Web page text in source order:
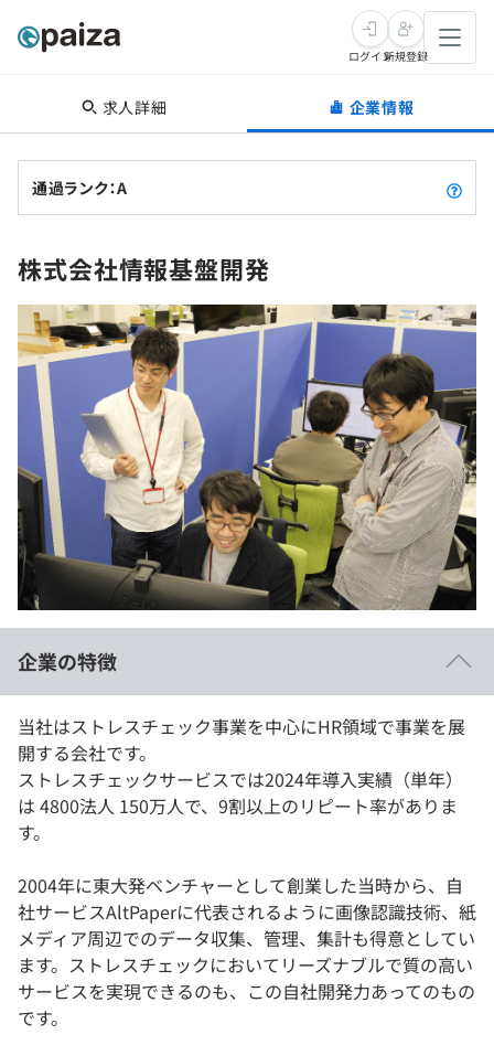
転職・キャリア
転職成功ガイド
転職エージェント
インタビュー
転職成功ガイド
新卒就活
求人検索
本選考
インターン
新卒エージェント
イベント・セミナー
インタビュー
学習
講座一覧
問題集
4択課題
ナレッジ
リファレンス
プラン
個人向けプラン
法人向けプラン
学校向けプラン
契約内容・クーポン
スキルチェック
プログラミング言語
SQL
評価結果一覧
再チャレンジ結果一覧
ゲーム・マンガ
メディア
Tech Team Journal
paiza times
note
paizaとは？
ログイン新規登録
求人詳細 企業情報
通過ランク：A
株式会社情報基盤開発
企業の特徴
当社はストレスチェック事業を中心にHR領域で事業を展
開する会社です。
ストレスチェックサービスでは2024年導入実績（単年）
は 4800法人 150万人で、9割以上のリピート率がありま
す。
2004年に東大発ベンチャーとして創業した当時から、自
社サービスAltPaperに代表されるように画像認識技術、紙
メディア周辺でのデータ収集、管理、集計も得意としてい
ます。ストレスチェックにおいてリーズナブルで質の高い
サービスを実現できるのも、この自社開発力あってのもの
です。